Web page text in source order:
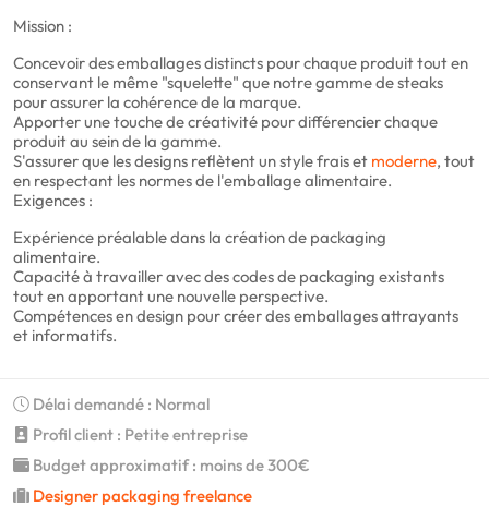
Mission :
Concevoir des emballages distincts pour chaque produit tout en
conservant le même "squelette" que notre gamme de steaks
pour assurer la cohérence de la marque.
Apporter une touche de créativité pour différencier chaque
produit au sein de la gamme.
S'assurer que les designs reflètent un style frais et moderne, tout
en respectant les normes de l'emballage alimentaire.
Exigences :
Expérience préalable dans la création de packaging
alimentaire.
Capacité à travailler avec des codes de packaging existants
tout en apportant une nouvelle perspective.
Compétences en design pour créer des emballages attrayants
et informatifs.
Délai demandé : Normal
Profil client : Petite entreprise
Budget approximatif : moins de 300€
Designer packaging freelance